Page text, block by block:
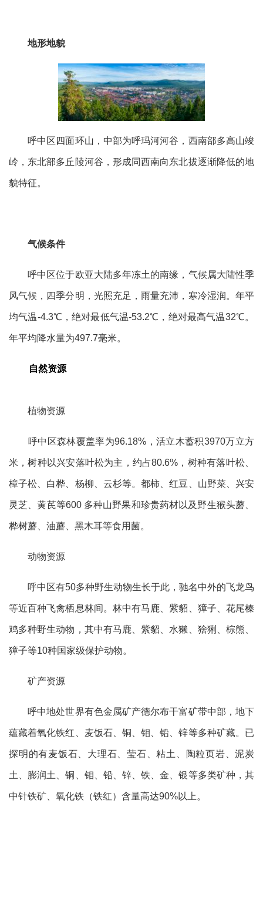
地形地貌
呼中区四面环山，中部为呼玛河河谷，西南部多高山竣
岭，东北部多丘陵河谷，形成同西南向东北拔逐渐降低的地
貌特征。
气候条件
呼中区位于欧亚大陆多年冻土的南缘，气候属大陆性季
风气候，四季分明，光照充足，雨量充沛，寒冷湿润。年平
均气温-4.3℃，绝对最低气温-53.2℃，绝对最高气温32℃。
年平均降水量为497.7毫米。
自然资源
植物资源
呼中区森林覆盖率为96.18%，活立木蓄积3970万立方
米，树种以兴安落叶松为主，约占80.6%，树种有落叶松、
樟子松、白桦、杨柳、云杉等。都柿、红豆、山野菜、兴安
灵芝、黄芪等600 多种山野果和珍贵药材以及野生猴头蘑、
桦树蘑、油蘑、黑木耳等食用菌。
动物资源
呼中区有50多种野生动物生长于此，驰名中外的飞龙鸟
等近百种飞禽栖息林间。林中有马鹿、紫貂、獐子、花尾榛
鸡多种野生动物，其中有马鹿、紫貂、水獭、猞猁、棕熊、
獐子等10种国家级保护动物。
矿产资源
呼中地处世界有色金属矿产德尔布干富矿带中部，地下
蕴藏着氧化铁红、麦饭石、铜、钼、铅、锌等多种矿藏。已
探明的有麦饭石、大理石、莹石、粘土、陶粒页岩、泥炭
土、膨润土、铜、钼、铅、锌、铁、金、银等多类矿种，其
中针铁矿、氧化铁（铁红）含量高达90%以上。